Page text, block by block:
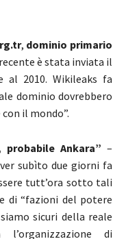
, dominio primario
è stata inviata il
2010. Wikileaks fa
dominio dovrebbero
il mondo”.
Ankara” –
subìto due giorni fa
tutt’ora sotto tali
di “fazioni del potere
sicuri della reale
di